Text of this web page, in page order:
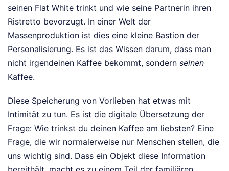
seinen Flat White trinkt und wie seine Partnerin ihren
Ristretto bevorzugt. In einer Welt der
Massenproduktion ist dies eine kleine Bastion der
Personalisierung. Es ist das Wissen darum, dass man
nicht irgendeinen Kaffee bekommt, sondern seinen
Kaffee.
Diese Speicherung von Vorlieben hat etwas mit
Intimität zu tun. Es ist die digitale Übersetzung der
Frage: Wie trinkst du deinen Kaffee am liebsten? Eine
Frage, die wir normalerweise nur Menschen stellen, die
uns wichtig sind. Dass ein Objekt diese Information